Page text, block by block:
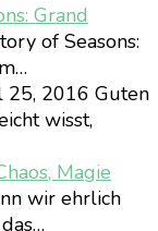
Grand
of Seasons:
25, 2016 Guten
wisst,
Magie
wir ehrlich